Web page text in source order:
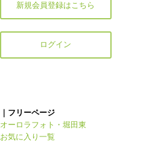
新規会員登録はこちら
ログイン
｜フリーページ
オーロラフォト・堀田東
お気に入り一覧